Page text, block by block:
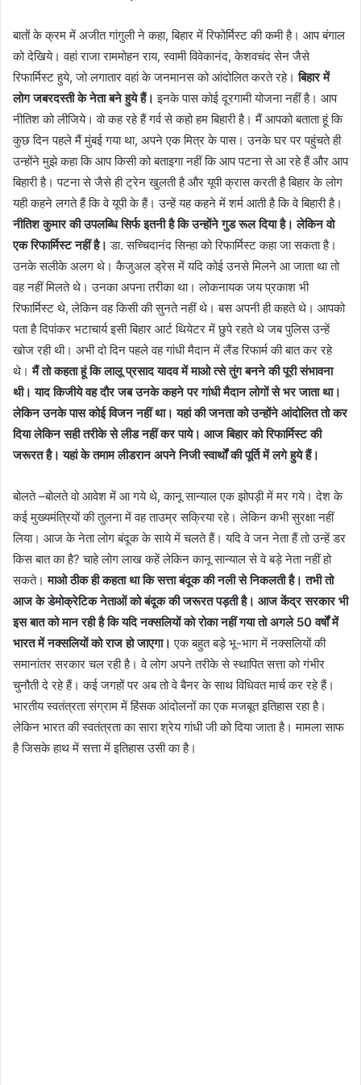
बातों के क्रम में अजीत गांगुली ने कहा, बिहार में रिफोर्मिस्ट की कमी है। आप बंगाल
को देखिये। वहां राजा राममोहन राय, स्वामी विवेकानंद, केशवचंद सेन जैसे
रिफार्मिस्ट हुये, जो लगातार वहां के जनमानस को आंदोलित करते रहे।बिहार में
लोग जबरदस्ती के नेता बने हुये हैं। इनके पास कोई दूरगामी योजना नहीं है। आप
नीतिश को लीजिये। वो कह रहे हैं गर्व से कहो हम बिहारी है। मैं आपको बताता हूं कि
कुछ दिन पहले मैं मुंबई गया था, अपने एक मित्र के पास। उनके घर पर पहुंचते ही
उन्होंने मुझे कहा कि आप किसी को बताइगा नहीं कि आप पटना से आ रहे हैं और आप
बिहारी है। पटना से जैसे ही ट्रेन खुलती है और यूपी क्रास करती है बिहार के लोग
यही कहने लगते हैं कि वे यूपी के हैं। उन्हें यह कहने में शर्म आती है कि वे बिहारी है।
नीतिश कुमार की उपलब्धि सिर्फ इतनी है कि उन्होंने गुड रूल दिया है। लेकिन वो
एक रिफार्मिस्ट नहीं है। डा. सच्चिदानंद सिन्हा को रिफार्मिस्ट कहा जा सकता है।
उनके सलीके अलग थे। कैजुअल ड्रेस में यदि कोई उनसे मिलने आ जाता था तो
वह नहीं मिलते थे। उनका अपना तरीका था। लोकनायक जय प्रकाश भी
रिफार्मिस्ट थे, लेकिन वह किसी की सुनते नहीं थे। बस अपनी ही कहते थे। आपको
पता है दिपांकर भटाचार्य इसी बिहार आर्ट थियेटर में छुपे रहते थे जब पुलिस उन्हें
खोज रही थी। अभी दो दिन पहले वह गांधी मैदान में लैंड रिफार्म की बात कर रहे
थे।मैं तो कहता हूं कि लालू प्रसाद यादव में माओ त्से तुंग बनने की पूरी संभावना
थी। याद किजीये वह दौर जब उनके कहने पर गांधी मैदान लोगों से भर जाता था।
लेकिन उनके पास कोई विजन नहीं था। यहां की जनता को उन्होंने आंदोलित तो कर
दिया लेकिन सही तरीके से लीड नहीं कर पाये। आज बिहार को रिफार्मिस्ट की
जरूरत है। यहां के तमाम लीडरान अपने निजी स्वार्थों की पूर्ति में लगे हुये हैं।
बोलते –बोलते वो आवेश में आ गये थे, कानू सान्याल एक झोपड़ी में मर गये। देश के
कई मुख्यमंत्रियों की तुलना में वह ताउम्र सक्रिया रहे। लेकिन कभी सुरक्षा नहीं
लिया। आज के नेता लोग बंदूक के साये में चलते हैं। यदि वे जन नेता हैं तो उन्हें डर
किस बात का है? चाहे लोग लाख कहें लेकिन कानू सान्याल से वे बड़े नेता नहीं हो
सकते।माओ ठीक ही कहता था कि सत्ता बंदूक की नली से निकलती है। तभी तो
आज के डेमोक्रेटिक नेताओं को बंदूक की जरूरत पड़ती है। आज केंद्र सरकार भी
इस बात को मान रही है कि यदि नक्सलियों को रोका नहीं गया तो अगले 50 वर्षों में
भारत में नक्सलियों को राज हो जाएगा। एक बहुत बड़े भू-भाग में नक्सलियों की
समानांतर सरकार चल रही है। वे लोग अपने तरीके से स्थापित सत्ता को गंभीर
चुनौती दे रहे हैं। कई जगहों पर अब तो वे बैनर के साथ विधिवत मार्च कर रहे हैं।
भारतीय स्वतंत्रता संग्राम में हिंसक आंदोलनों का एक मजबूत इतिहास रहा है।
लेकिन भारत की स्वतंत्रता का सारा श्रेय गांधी जी को दिया जाता है। मामला साफ
है जिसके हाथ में सत्ता में इतिहास उसी का है।